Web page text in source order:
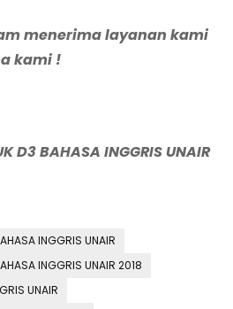
menerima layanan kami
kami !
D3 BAHASA INGGRIS UNAIR
INGGRIS UNAIR
INGGRIS UNAIR 2018
UNAIR